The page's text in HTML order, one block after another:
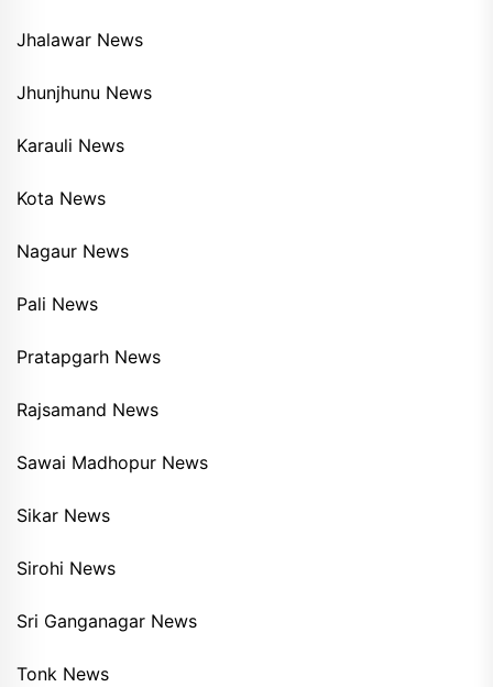
Jhalawar News
Jhunjhunu News
Karauli News
Kota News
Nagaur News
Pali News
Pratapgarh News
Rajsamand News
Sawai Madhopur News
Sikar News
Sirohi News
Sri Ganganagar News
Tonk News